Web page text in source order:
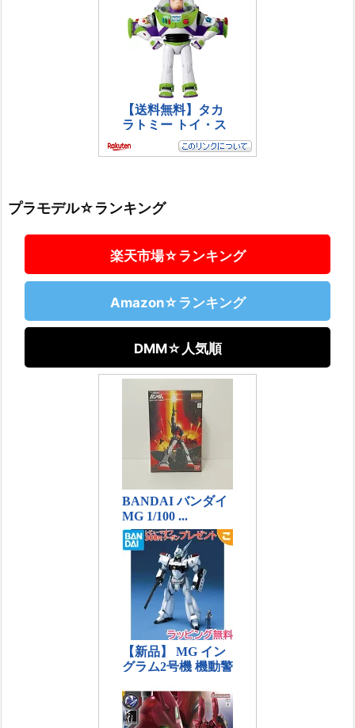
プラモデル☆ランキング
楽天市場☆ランキング
Amazon☆ランキング
DMM☆人気順